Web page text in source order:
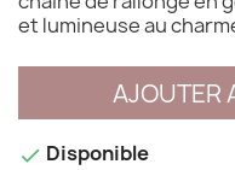
et lumineuse au
AJOUTER
 Disponible